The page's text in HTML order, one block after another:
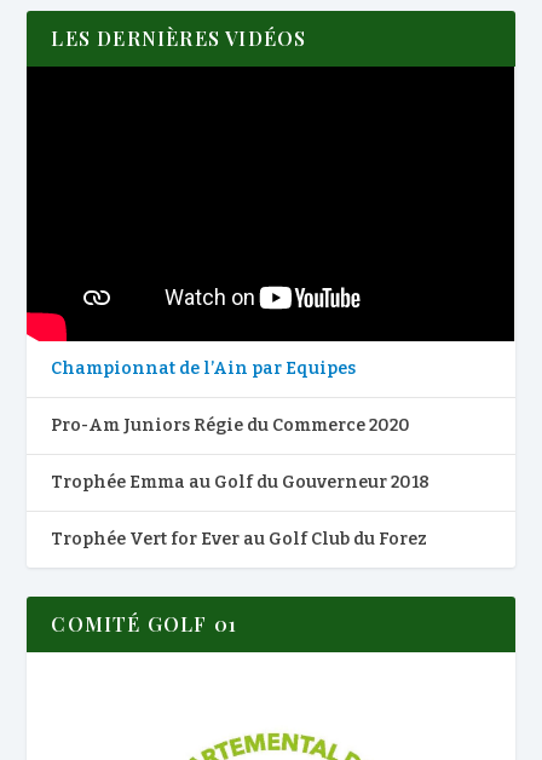
LES DERNIÈRES VIDÉOS
Championnat de l’Ain par Equipes
Pro-Am Juniors Régie du Commerce 2020
Trophée Emma au Golf du Gouverneur 2018
Trophée Vert for Ever au Golf Club du Forez
COMITÉ GOLF 01